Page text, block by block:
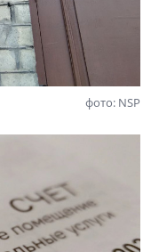
фото: NSP